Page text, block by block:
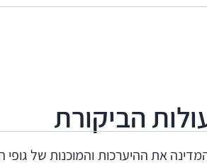
הביקורת
2024 בדק משרד מבקר המדינה את ההיערכות